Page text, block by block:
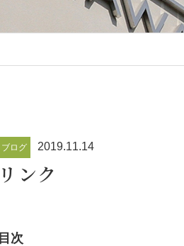
ブログ 2019.11.14
リンク
目次